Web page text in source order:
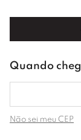
Não sei meu CEP